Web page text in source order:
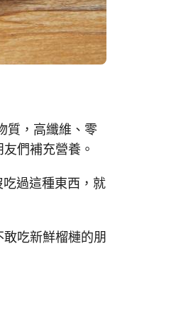
質，高纖維、零
們補充營養。
過這種東西，就
吃新鮮榴槤的朋